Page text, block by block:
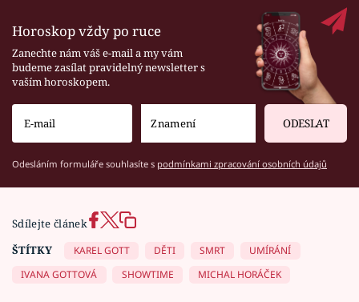
Horoskop vždy po ruce
Zanechte nám váš e-mail a my vám
budeme zasílat pravidelný newsletter s
vaším horoskopem.
ODESLAT
Odesláním formuláře souhlasíte s podmínkami zpracování osobních údajů
Sdílejte článek
ŠTÍTKY
KAREL GOTT DĚTI SMRT
UMÍRÁNÍ
IVANA GOTTOVÁ
SHOWTIME MICHAL HORÁČEK